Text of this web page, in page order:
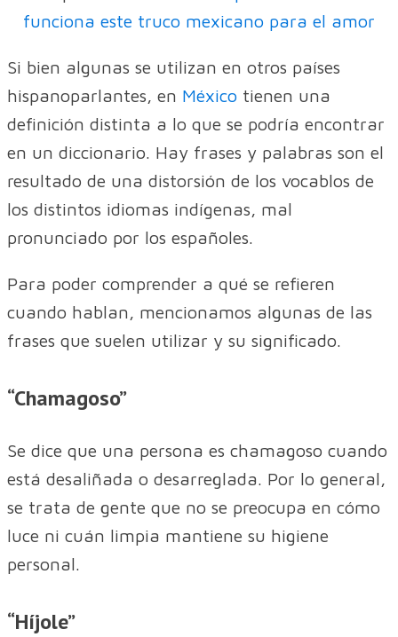
funciona este truco mexicano para el amor
Si bien algunas se utilizan en otros países
hispanoparlantes, en México tienen una
definición distinta a lo que se podría encontrar
en un diccionario. Hay frases y palabras son el
resultado de una distorsión de los vocablos de
los distintos idiomas indígenas, mal
pronunciado por los españoles.
Para poder comprender a qué se refieren
cuando hablan, mencionamos algunas de las
frases que suelen utilizar y su significado.
“Chamagoso”
Se dice que una persona es chamagoso cuando
está desaliñada o desarreglada. Por lo general,
se trata de gente que no se preocupa en cómo
luce ni cuán limpia mantiene su higiene
personal.
“Híjole”